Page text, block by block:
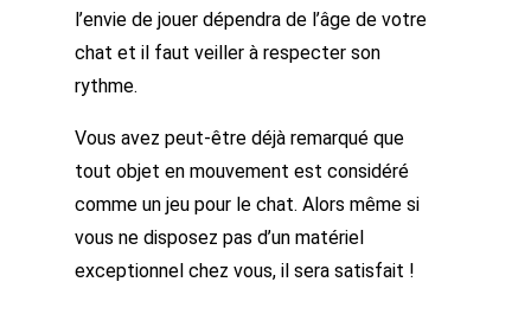
l’envie de jouer dépendra de l’âge de votre
chat et il faut veiller à respecter son
rythme.
Vous avez peut-être déjà remarqué que
tout objet en mouvement est considéré
comme un jeu pour le chat. Alors même si
vous ne disposez pas d’un matériel
exceptionnel chez vous, il sera satisfait !